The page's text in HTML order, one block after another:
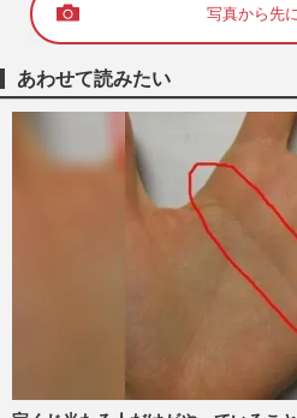
写真から先
あわせて読みたい